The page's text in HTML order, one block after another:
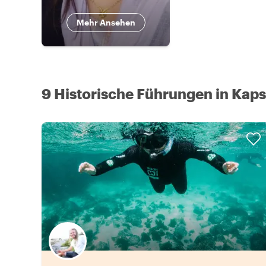
Mehr Ansehen
9 Historische Führungen in